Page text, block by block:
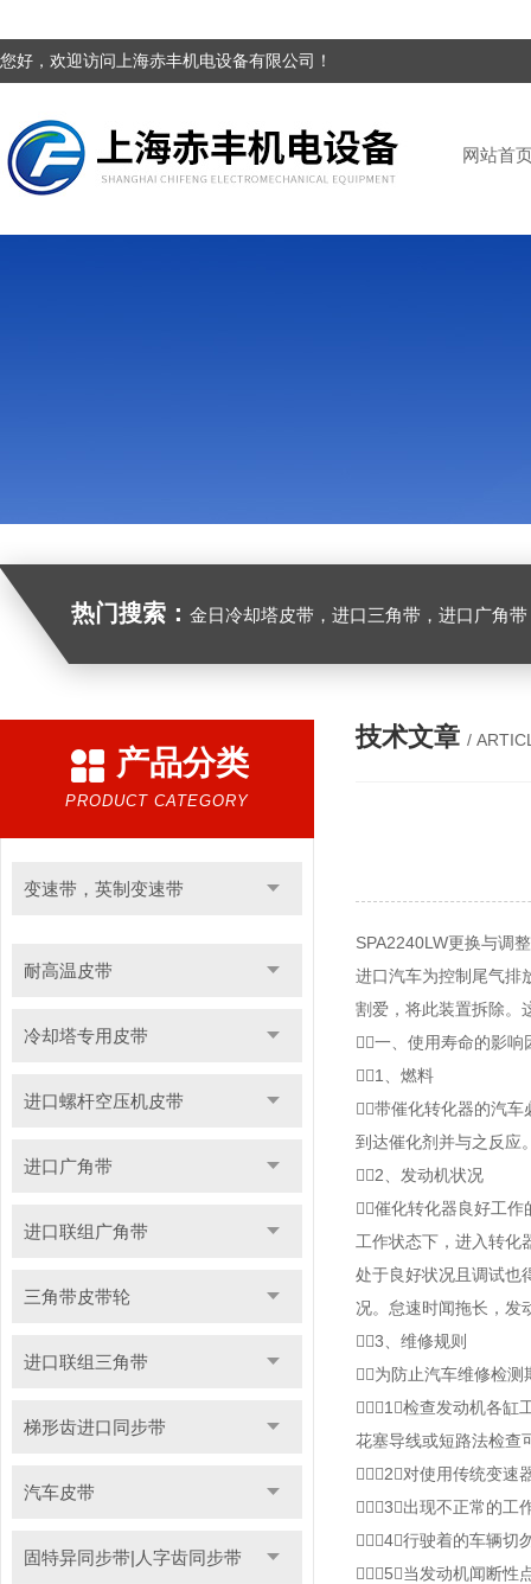
您好，欢迎访问上海赤丰机电设备有限公司！
网站首
热门搜索： 金日冷却塔皮带，进口三角带，进口广角带，进口同步带，进口空压机皮
产品分类
PRODUCT CATEGORY
变速带，英制变速带
耐高温皮带
冷却塔专用皮带
进口螺杆空压机皮带
进口广角带
进口联组广角带
三角带皮带轮
进口联组三角带
梯形齿进口同步带
汽车皮带
固特异同步带|人字齿同步带
技术文章 /
SPA2240LW更换与调
进口汽车为控制尾气排
割爱，将此装置拆除。
一、使用寿命的影响
1、燃料
带催化转化器的汽
到达催化剂并与之反应
2、发动机状况
催化转化器良好工
工作状态下，进入转化
处于良好状况且调试也
况。怠速时闻拖长，发
3、维修规则
为防止汽车维修检
（1）检查发动机各
花塞导线或短路法检查
（2）对使用传统变
（3）出现不正常的
（4）行驶着的车辆
（5）当发动机闻断